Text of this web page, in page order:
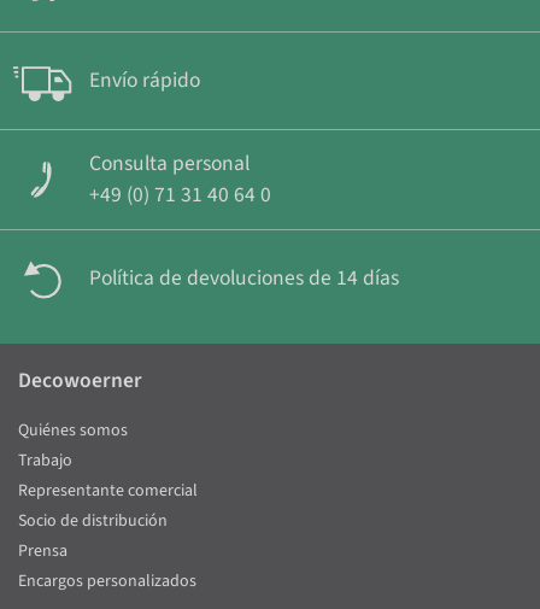
Envío rápido
Consulta personal
+49 (0) 71 31 40 64 0
Política de devoluciones de 14 días
Decowoerner
Quiénes somos
Trabajo
Representante comercial
Socio de distribución
Prensa
Encargos personalizados